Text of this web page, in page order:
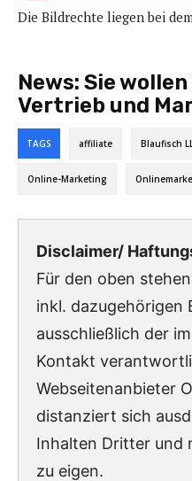
Die Bildrechte liegen bei
News: Sie
Vertrieb und
TAGS affiliate Blaufisch
Online-Marketing
Disclaimer/
Für den oben
inkl. dazugehörigen
ausschließlich der
Kontakt
Webseitenanbieter
distanziert sich
Inhalten Dritter und
zu eigen.